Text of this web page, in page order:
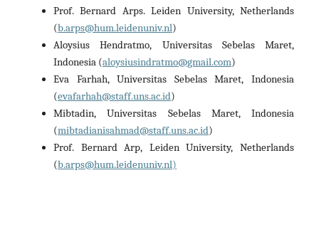
Prof. Bernard Arps. Leiden University, Netherlands
(b.arps@hum.leidenuniv.nl)
Aloysius Hendratmo, Universitas Sebelas Maret,
Indonesia (aloysiusindratmo@gmail.com)
Eva Farhah, Universitas Sebelas Maret, Indonesia
(evafarhah@staff.uns.ac.id)
Mibtadin, Universitas Sebelas Maret, Indonesia
(mibtadianisahmad@staff.uns.ac.id)
Prof. Bernard Arp, Leiden University, Netherlands
(b.arps@hum.leidenuniv.nl)